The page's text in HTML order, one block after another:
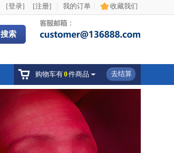
[登录] [注册] 我的订单 收藏我们
搜索
购物车有0件商品 去结算